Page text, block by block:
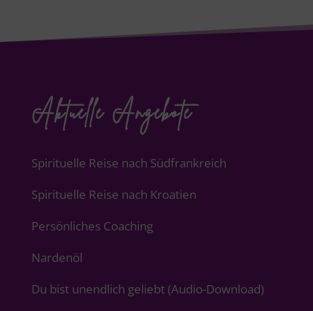
Aktuelle Angebote
Spirituelle Reise nach Südfrankreich
Spirituelle Reise nach Kroatien
Persönliches Coaching
Nardenöl
Du bist unendlich geliebt (Audio-Download)